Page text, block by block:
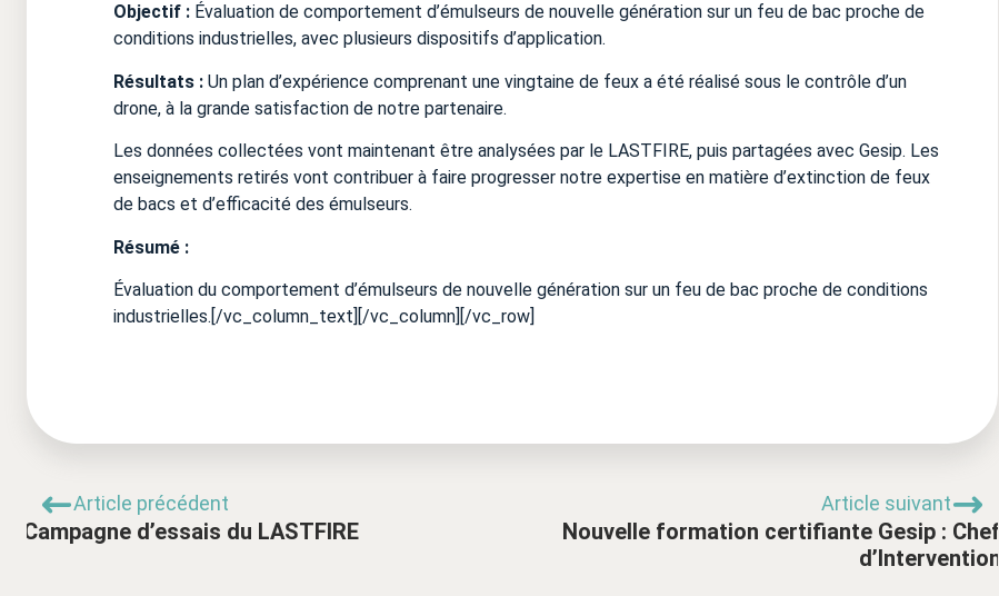
Objectif : Évaluation de comportement d’émulseurs de nouvelle génération sur un feu de bac proche de
conditions industrielles, avec plusieurs dispositifs d’application.
Résultats : Un plan d’expérience comprenant une vingtaine de feux a été réalisé sous le contrôle d’un
drone, à la grande satisfaction de notre partenaire.
Les données collectées vont maintenant être analysées par le LASTFIRE, puis partagées avec Gesip. Les
enseignements retirés vont contribuer à faire progresser notre expertise en matière d’extinction de feux
de bacs et d’efficacité des émulseurs.
Résumé :
Évaluation du comportement d’émulseurs de nouvelle génération sur un feu de bac proche de conditions
industrielles.[/vc_column_text][/vc_column][/vc_row]
Article précédent
Campagne d’essais du LASTFIRE
Article suivant
Nouvelle formation certifiante Gesip : Chef
d’Intervention